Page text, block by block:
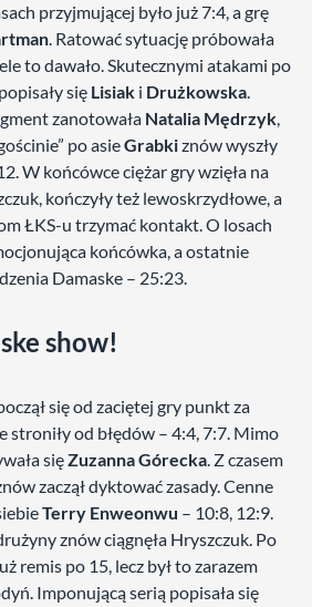
przyjmującej było już 7:4, a grę
. Ratować sytuację próbowała
to dawało. Skutecznymi atakami po
się Lisiak i Drużkowska.
zanotowała Natalia Mędrzyk,
po asieGrabkiznów wyszły
W końcówce ciężar gry wzięła na
kończyły też lewoskrzydłowe, a
ŁKS-u trzymać kontakt. O losach
końcówka, a ostatnie
Damaske – 25:23.
show!
się od zaciętej gry punkt za
stroniły od błędów – 4:4, 7:7. Mimo
sięZuzanna Górecka. Z czasem
zaczął dyktować zasady. Cenne
Terry Enweonwu – 10:8, 12:9.
znów ciągnęła Hryszczuk. Po
remis po 15, lecz był to zarazem
Imponującą serią popisała się